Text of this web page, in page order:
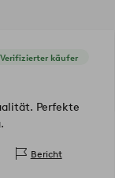
Verifizierter käufer
Perfekte
Bericht